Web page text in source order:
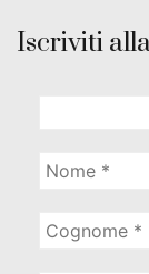
Iscriviti